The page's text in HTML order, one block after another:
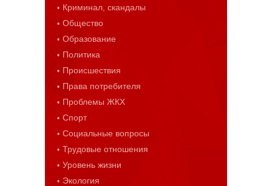
Криминал, скандалы
Общество
Образование
Политика
Происшествия
Права потребителя
Проблемы ЖКХ
Спорт
Социальные вопросы
Трудовые отношения
Уровень жизни
Экология